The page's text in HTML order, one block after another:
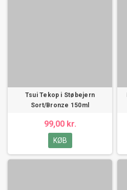
Tsui Tekop i Støbejern
Sort/Bronze 150ml
99,00 kr.
KØB